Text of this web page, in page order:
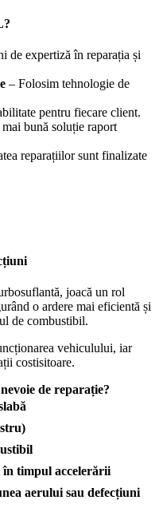
de expertiză în reparația și
– Folosim tehnologie de
pentru fiecare client.
bună soluție raport
reparațiilor sunt finalizate
joacă un rol
o ardere mai eficientă și
de combustibil.
vehiculului, iar
costisitoare.
de reparație?
timpul accelerării
aerului sau defecțiuni